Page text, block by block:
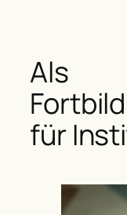
Als
für